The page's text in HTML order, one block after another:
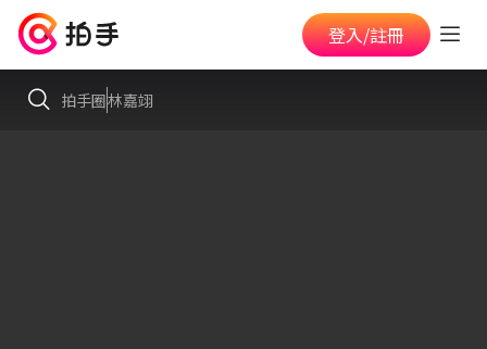
登入/註冊
拍手圈林嘉翊